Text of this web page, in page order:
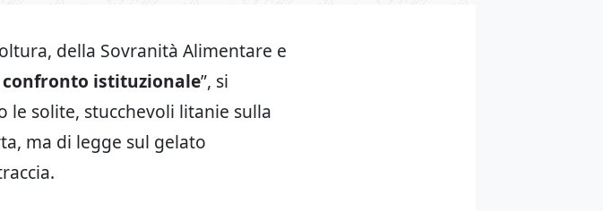
della Sovranità Alimentare e
istituzionale”, si
solite, stucchevoli litanie sulla
ma di legge sul gelato